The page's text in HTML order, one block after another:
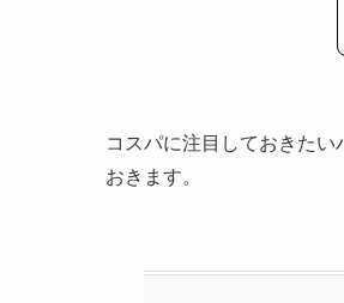
コスパに注目しておきた
おきます。